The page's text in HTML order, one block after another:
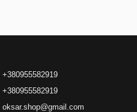
+380955582919
+380955582919
oksar.shop@gmail.com